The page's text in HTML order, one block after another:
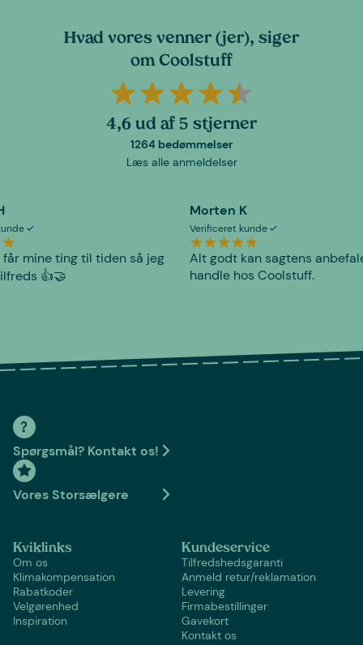
Hvad vores venner (jer), siger
om Coolstuff
4,6 ud af 5 stjerner
1264 bedømmelser
Læs alle anmeldelser
får mine ting til tiden så jeg
👍🤝
Morten K
Verificeret kunde
Alt godt kan sagtens
handle hos Coolstuff.
Spørgsmål? Kontakt os!
Vores Storsælgere
Kviklinks
Om os
Klimakompensation
Rabatkoder
Velgørenhed
Inspiration
Kundeservice
Tilfredshedsgaranti
Anmeld retur/reklamation
Levering
Firmabestillinger
Gavekort
Kontakt os